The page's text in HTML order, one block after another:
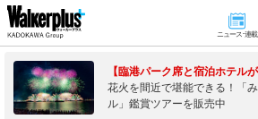
ニュース･連載
【臨港パーク席と宿泊ホテルが
花火を間近で堪能できる！「
ル」鑑賞ツアーを販売中